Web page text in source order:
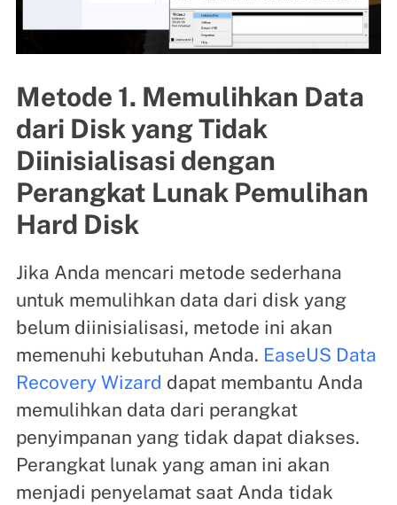
Metode 1. Memulihkan Data
dari Disk yang Tidak
Diinisialisasi dengan
Perangkat Lunak Pemulihan
Hard Disk
Jika Anda mencari metode sederhana
untuk memulihkan data dari disk yang
belum diinisialisasi, metode ini akan
memenuhi kebutuhan Anda. EaseUS Data
Recovery Wizard dapat membantu Anda
memulihkan data dari perangkat
penyimpanan yang tidak dapat diakses.
Perangkat lunak yang aman ini akan
menjadi penyelamat saat Anda tidak